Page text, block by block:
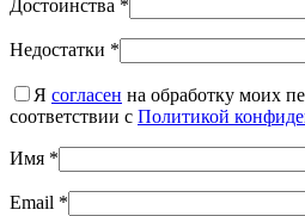
Достоинства *
Недостатки *
Я согласен на обработку моих
соответствии с Политикой
Имя *
Email *